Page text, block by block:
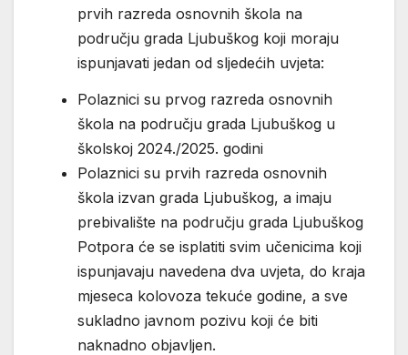
prvih razreda osnovnih škola na
području grada Ljubuškog koji moraju
ispunjavati jedan od sljedećih uvjeta:
Polaznici su prvog razreda osnovnih
škola na području grada Ljubuškog u
školskoj 2024./2025. godini
Polaznici su prvih razreda osnovnih
škola izvan grada Ljubuškog, a imaju
prebivalište na području grada Ljubuškog
Potpora će se isplatiti svim učenicima koji
ispunjavaju navedena dva uvjeta, do kraja
mjeseca kolovoza tekuće godine, a sve
sukladno javnom pozivu koji će biti
naknadno objavljen.